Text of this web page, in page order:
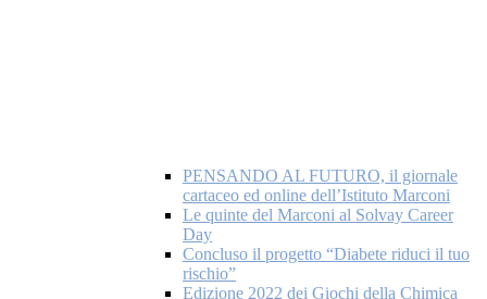
PENSANDO AL FUTURO, il giornale
cartaceo ed online dell’Istituto Marconi
Le quinte del Marconi al Solvay Career
Day
Concluso il progetto “Diabete riduci il tuo
rischio”
Edizione 2022 dei Giochi della Chimica